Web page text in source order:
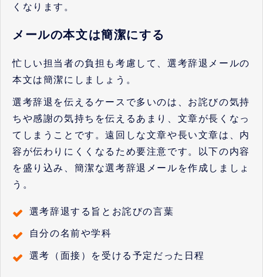
くなります。
メールの本文は簡潔にする
忙しい担当者の負担も考慮して、選考辞退メールの
本文は簡潔にしましょう。
選考辞退を伝えるケースで多いのは、お詫びの気持
ちや感謝の気持ちを伝えるあまり、文章が長くなっ
てしまうことです。遠回しな文章や長い文章は、内
容が伝わりにくくなるため要注意です。以下の内容
を盛り込み、簡潔な選考辞退メールを作成しましょ
う。
選考辞退する旨とお詫びの言葉
自分の名前や学科
選考（面接）を受ける予定だった日程